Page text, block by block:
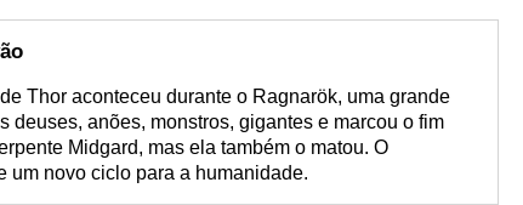
Thor aconteceu durante o Ragnarök, uma grande
deuses, anões, monstros, gigantes e marcou o fim
Midgard, mas ela também o matou. O
um novo ciclo para a humanidade.